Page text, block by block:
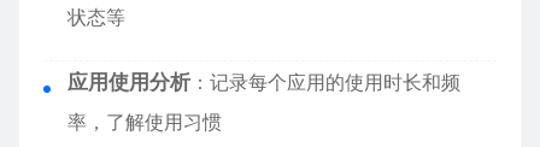
状态等
应用使用分析 ：记录每个应用的使用时长和频
率，了解使用习惯